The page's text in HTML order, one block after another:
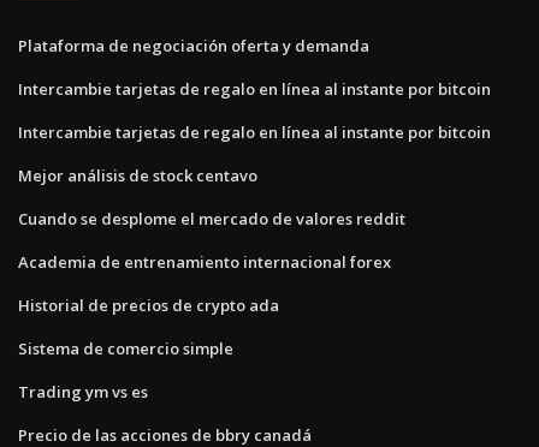
Plataforma de negociación oferta y demanda
Intercambie tarjetas de regalo en línea al instante por bitcoin
Intercambie tarjetas de regalo en línea al instante por bitcoin
Mejor análisis de stock centavo
Cuando se desplome el mercado de valores reddit
Academia de entrenamiento internacional forex
Historial de precios de crypto ada
Sistema de comercio simple
Trading ym vs es
Precio de las acciones de bbry canadá